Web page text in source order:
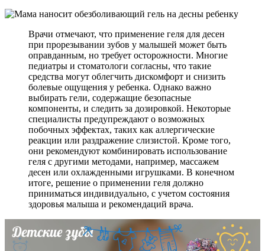
Врачи отмечают, что применение геля для десен
при прорезывании зубов у малышей может быть
оправданным, но требует осторожности. Многие
педиатры и стоматологи согласны, что такие
средства могут облегчить дискомфорт и снизить
болевые ощущения у ребенка. Однако важно
выбирать гели, содержащие безопасные
компоненты, и следить за дозировкой. Некоторые
специалисты предупреждают о возможных
побочных эффектах, таких как аллергические
реакции или раздражение слизистой. Кроме того,
они рекомендуют комбинировать использование
геля с другими методами, например, массажем
десен или охлажденными игрушками. В конечном
итоге, решение о применении геля должно
приниматься индивидуально, с учетом состояния
здоровья малыша и рекомендаций врача.